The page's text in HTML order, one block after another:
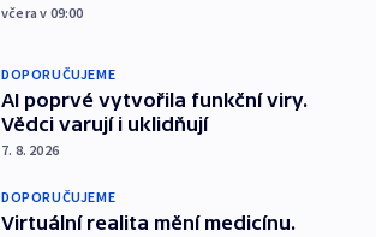
včera v 09:00
DOPORUČUJEME
AI poprvé vytvořila funkční viry.
Vědci varují i uklidňují
7. 8. 2026
DOPORUČUJEME
Virtuální realita mění medicínu.